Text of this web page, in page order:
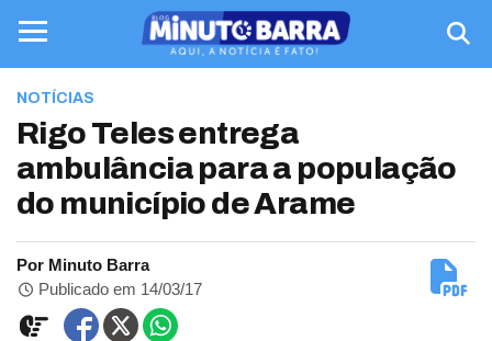
NOTÍCIAS
Rigo Teles entrega
ambulância para a população
do município de Arame
Por Minuto Barra
Publicado em 14/03/17